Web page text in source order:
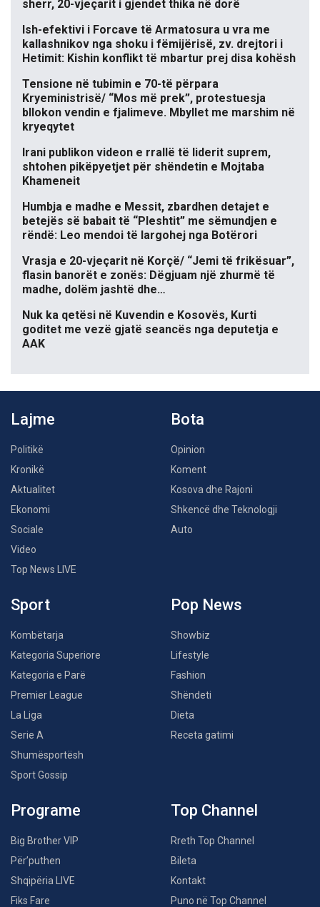
sherr, 20-vjeçarit i gjendet thika në dorë
Ish-efektivi i Forcave të Armatosura u vra me
kallashnikov nga shoku i fëmijërisë, zv. drejtori i
Hetimit: Kishin konflikt të mbartur prej disa kohësh
Tensione në tubimin e 70-të përpara
Kryeministrisë/ “Mos më prek”, protestuesja
bllokon vendin e fjalimeve. Mbyllet me marshim në
kryeqytet
Irani publikon videon e rrallë të liderit suprem,
shtohen pikëpyetjet për shëndetin e Mojtaba
Khameneit
Humbja e madhe e Messit, zbardhen detajet e
betejës së babait të “Pleshtit” me sëmundjen e
rëndë: Leo mendoi të largohej nga Botërori
Vrasja e 20-vjeçarit në Korçë/ “Jemi të frikësuar”,
flasin banorët e zonës: Dëgjuam një zhurmë të
madhe, dolëm jashtë dhe…
Nuk ka qetësi në Kuvendin e Kosovës, Kurti
goditet me vezë gjatë seancës nga deputetja e
AAK
Lajme
Politikë
Kronikë
Aktualitet
Ekonomi
Sociale
Video
Top News LIVE
Bota
Opinion
Koment
Kosova dhe Rajoni
Shkencë dhe Teknologji
Auto
Sport
Kombëtarja
Kategoria Superiore
Kategoria e Parë
Premier League
La Liga
Serie A
Shumësportësh
Sport Gossip
Pop News
Showbiz
Lifestyle
Fashion
Shëndeti
Dieta
Receta gatimi
Programe
Big Brother VIP
Për’puthen
Shqipëria LIVE
Fiks Fare
Top Channel
Rreth Top Channel
Bileta
Kontakt
Puno në Top Channel